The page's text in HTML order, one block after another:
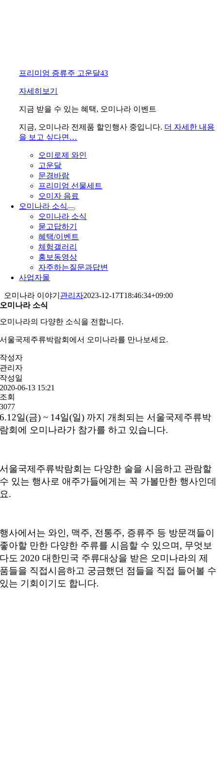
프리미엄 증류주 고운달43
자세히보기
지금 받을 수 있는 혜택, 오미나라 이벤트
지금, 오미나라 전제품 할인행사 중입니다. 더 자세한 내용
을 보고 싶다면…
오미로제 와인
고운달
문경바람
프리미엄 선물세트
오미자 음료
오미나라 소식
오미나라 소식
묻고답하기
혜택/이벤트
체험갤러리
홍보동영상
자주하는질문과답변
사업자몰
오미나라 이야기 관리자2023-12-17T18:46:34+09:00
오미나라 소식
오미나라의 다양한 소식을 전합니다.
서울국제주류박람회에서 오미나라를 만나보세요.
작성자
관리자
작성일
2020-06-13 15:21
조회
3077
6.12일(금) ~ 14일(일) 까지 개최되는 서울국제주류박
람회에 오미나라가 참가를 하고 있습니다.
서울국제주류박람회는 다양한 술을 시음하고 관람할
수 있는 행사로 애주가들에게는 꼭 가볼만한 행사인데
요.
행사에서는 와인, 맥주, 전통주, 증류주 등 방문객들이
좋아할 만한 다양한 주류를 시음할 수 있으며, 무엇보
다도 2020 대한민국 주류대상을 받은 오미나라의 제
품들을 직접시음하고 궁금했던 점들을 직접 들어볼 수
있는 기회이기도 합니다.